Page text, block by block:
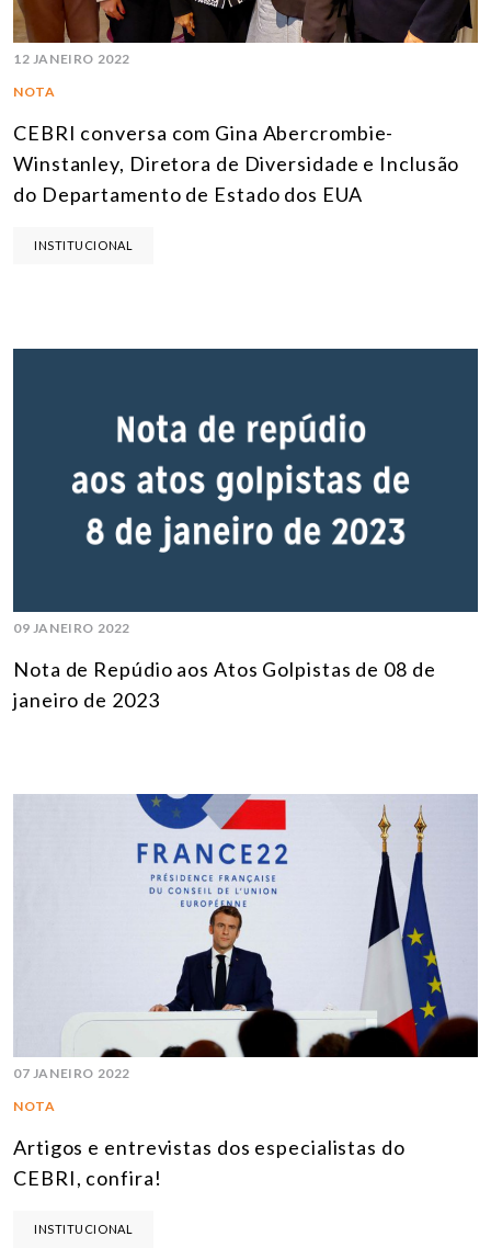
12 JANEIRO 2022
NOTA
CEBRI conversa com Gina Abercrombie-
Winstanley, Diretora de Diversidade e Inclusão
do Departamento de Estado dos EUA
INSTITUCIONAL
09 JANEIRO 2022
Nota de Repúdio aos Atos Golpistas de 08 de
janeiro de 2023
07 JANEIRO 2022
NOTA
Artigos e entrevistas dos especialistas do
CEBRI, confira!
INSTITUCIONAL